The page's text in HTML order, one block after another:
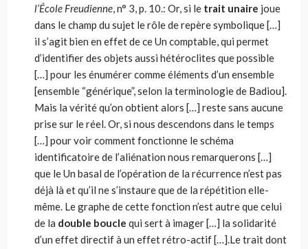
l’École Freudienne, n° 3, p. 10.: Or, si le trait unaire joue
dans le champ du sujet le rôle de repère sym­bolique […]
il s’agit bien en effet de ce Un comptable, qui permet
d’identifier des objets aussi hétéroclites que possible
[…] pour les énu­mérer comme éléments d’un ensemble
[ensemble “générique”, selon la terminologie de Badiou].
Mais la vérité qu’on obtient alors […] reste sans aucune
prise sur le réel. Or, si nous descendons dans le temps
[…] pour voir comment fonctionne le schéma
identificatoire de l’aliénation nous remarquerons […]
que le Un basal de l’opération de la récurrence n’est pas
déjà là et qu’il ne s’instaure que de la répétition elle-
même. Le graphe de cette fonction n’est autre que celui
de la double boucle qui sert à imager […] la solidarité
d’un effet directif à un effet rétro-actif […].Le trait dont